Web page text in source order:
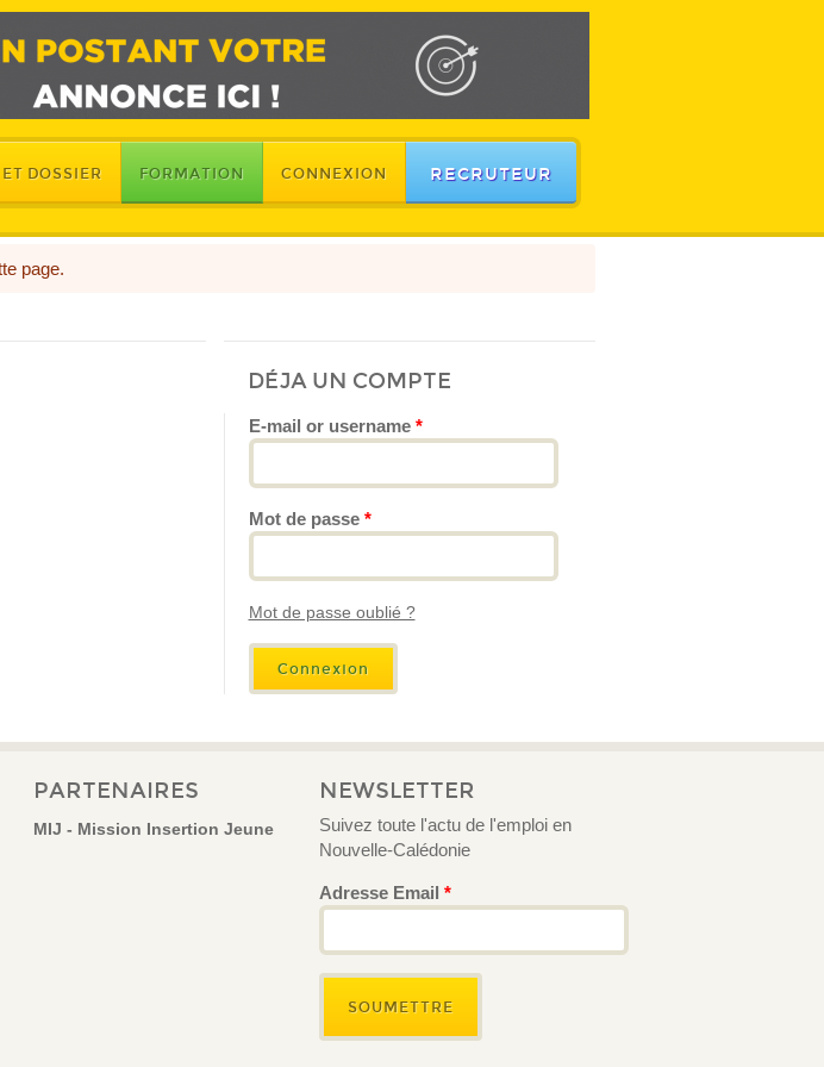
DOSSIER FORMATION CONNEXION RECRUTEUR
page.
DÉJA UN COMPTE
E-mail or username *
Mot de passe *
Mot de passe oublié ?
PARTENAIRES
MIJ - Mission Insertion Jeune
NEWSLETTER
Suivez toute l'actu de l'emploi en
Nouvelle-Calédonie
Adresse Email *